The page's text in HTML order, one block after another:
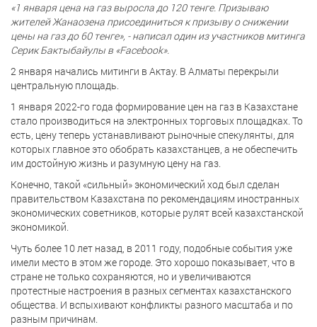
«1 января цена на газ выросла до 120 тенге. Призываю
жителей Жанаозена присоединиться к призыву о снижении
цены на газ до 60 тенге», - написал один из участников митинга
Серик Бактыбайулы в «Facebook».
2 января начались митинги в Актау. В Алматы перекрыли
центральную площадь.
1 января 2022-го года формирование цен на газ в Казахстане
стало производиться на электронных торговых площадках. То
есть, цену теперь устанавливают рыночные спекулянты, для
которых главное это обобрать казахстанцев, а не обеспечить
им достойную жизнь и разумную цену на газ.
Конечно, такой «сильный» экономический ход был сделан
правительством Казахстана по рекомендациям иностранных
экономических советников, которые рулят всей казахстанской
экономикой.
Чуть более 10 лет назад, в 2011 году, подобные события уже
имели место в этом же городе. Это хорошо показывает, что в
стране не только сохраняются, но и увеличиваются
протестные настроения в разных сегментах казахстанского
общества. И вспыхивают конфликты разного масштаба и по
разным причинам.